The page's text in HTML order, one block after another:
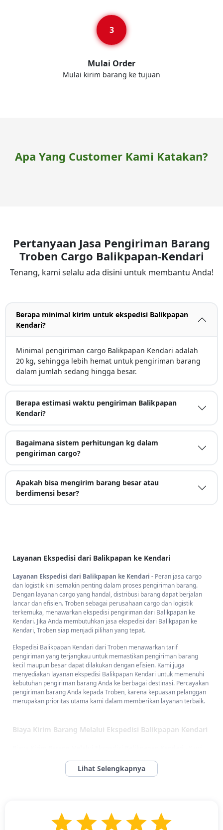
Mulai Order
Mulai kirim barang ke tujuan
Apa Yang Customer Kami Katakan?
Pertanyaan Jasa Pengiriman Barang
Troben Cargo Balikpapan-Kendari
Tenang, kami selalu ada disini untuk membantu Anda!
Berapa minimal kirim untuk ekspedisi Balikpapan
Kendari?
Minimal pengiriman cargo Balikpapan Kendari adalah
20 kg, sehingga lebih hemat untuk pengiriman barang
dalam jumlah sedang hingga besar.
Berapa estimasi waktu pengiriman Balikpapan
Kendari?
Bagaimana sistem perhitungan kg dalam
pengiriman cargo?
Apakah bisa mengirim barang besar atau
berdimensi besar?
Layanan Ekspedisi dari Balikpapan ke Kendari
Layanan Ekspedisi dari Balikpapan ke Kendari - Peran jasa cargo
dan logistik kini semakin penting dalam proses pengiriman barang.
Dengan layanan cargo yang handal, distribusi barang dapat berjalan
lancar dan efisien. Troben sebagai perusahaan cargo dan logistik
terkemuka, menawarkan ekspedisi pengiriman dari Balikpapan ke
Kendari. Jika Anda membutuhkan jasa ekspedisi dari Balikpapan ke
Kendari, Troben siap menjadi pilihan yang tepat.
Ekspedisi Balikpapan Kendari dari Troben menawarkan tarif
pengiriman yang terjangkau untuk memastikan pengiriman barang
kecil maupun besar dapat dilakukan dengan efisien. Kami juga
menyediakan layanan ekspedisi Balikpapan Kendari untuk memenuhi
kebutuhan pengiriman barang Anda ke berbagai destinasi. Percayakan
pengiriman barang Anda kepada Troben, karena kepuasan pelanggan
merupakan prioritas utama kami dalam memberikan layanan terbaik.
Biaya Kirim Barang Melalui Ekspedisi Balikpapan Kendari
pelanggan yang menggunakan layanan ekspedisi Balikpapan Kendari
dari Troben. Mulai dari tarifRp 20.500/kg, dengan ketentuan
keunggulan kami. Dengan pengalaman bertahun-tahun dalam industri
ini, kami akan memberikan layanan terbaik dan memastikan barang